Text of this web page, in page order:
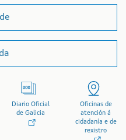
Diario Oficial
de Galicia
Oficinas de
atención á
cidadanía e de
rexistro